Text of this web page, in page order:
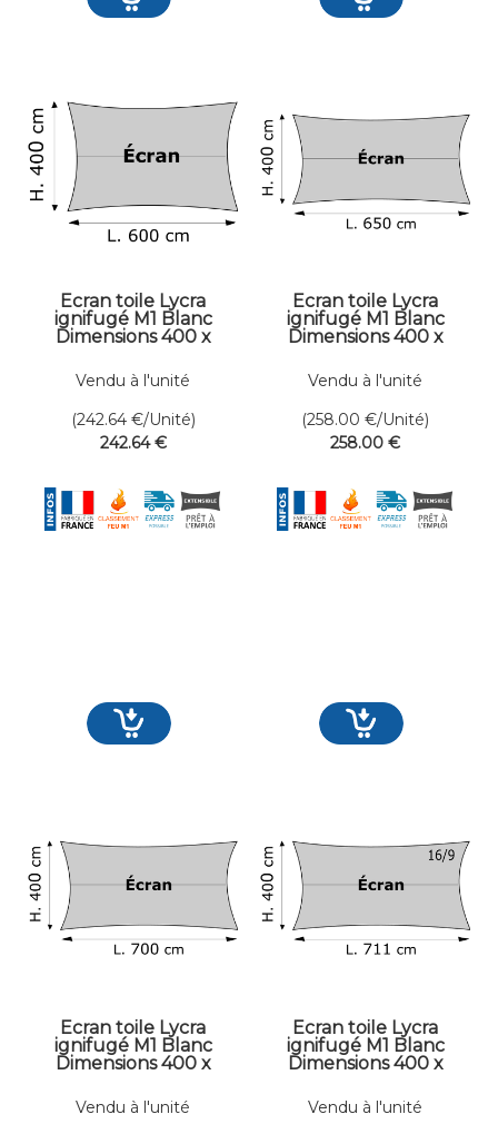
Ecran toile Lycra
ignifugé M1 Blanc
Dimensions 400 x
Vendu à l'unité
(242.64 €/Unité)
242.64 €
Ecran toile Lycra
ignifugé M1 Blanc
Dimensions 400 x
Vendu à l'unité
(258.00 €/Unité)
258.00 €
Ecran toile Lycra
ignifugé M1 Blanc
Dimensions 400 x
Vendu à l'unité
Ecran toile Lycra
ignifugé M1 Blanc
Dimensions 400 x
Vendu à l'unité